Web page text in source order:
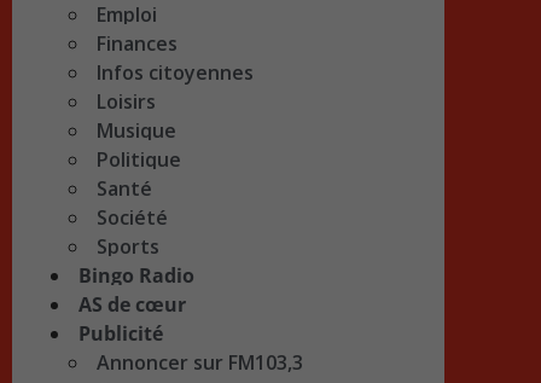
Emploi
Finances
Infos citoyennes
Loisirs
Musique
Politique
Santé
Société
Sports
Bingo Radio
AS de cœur
Publicité
Annoncer sur FM103,3